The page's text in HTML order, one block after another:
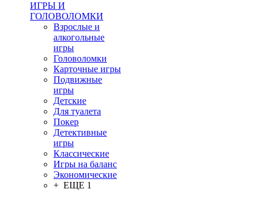
ИГРЫ И
ГОЛОВОЛОМКИ
Взрослые и
алкогольные
игры
Головоломки
Карточные игры
Подвижные
игры
Детские
Для туалета
Покер
Детективные
игры
Классические
Игры на баланс
Экономические
+ ЕЩЕ 1